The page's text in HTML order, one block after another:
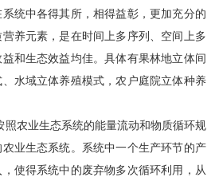
统中各得其所，相得益彰，更加充分的
养元素，是在时间上多序列、空间上多
和生态效益均佳。具体有果林地立体间
水域立体养殖模式，农户庭院立体种养
照农业生态系统的能量流动和物质循环规
业生态系统。系统中一个生产环节的产
使得系统中的废弃物多次循环利用，从